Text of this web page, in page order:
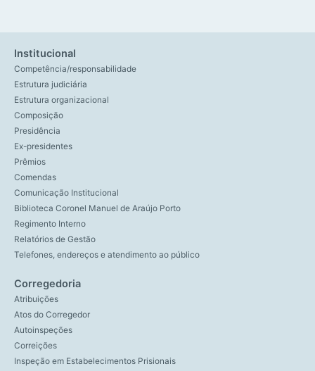
Institucional
Competência/responsabilidade
Estrutura judiciária
Estrutura organizacional
Composição
Presidência
Ex-presidentes
Prêmios
Comendas
Comunicação Institucional
Biblioteca Coronel Manuel de Araújo Porto
Regimento Interno
Relatórios de Gestão
Telefones, endereços e atendimento ao público
Corregedoria
Atribuições
Atos do Corregedor
Autoinspeções
Correições
Inspeção em Estabelecimentos Prisionais